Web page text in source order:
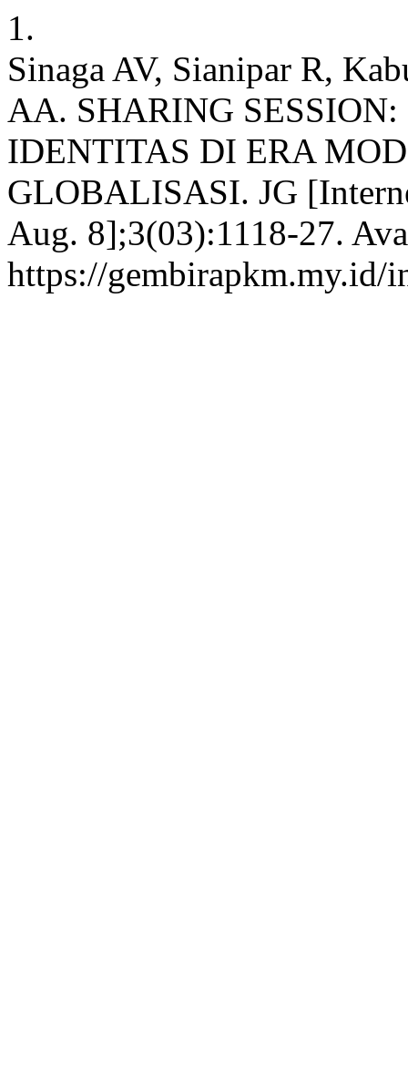
1.
Sinaga AV, Sianipar R,
AA. SHARING
IDENTITAS DI ERA
GLOBALISASI. JG
Aug. 8];3(03):1118-27.
https://gembirapkm.my.id/